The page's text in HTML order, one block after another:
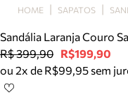
Bolsa
Tamanco
Tênis
Mule
HOME SAPATOS
Sandália Laranja Couro
R$ 399,90 R$199,90
ou 2x de R$99,95 sem